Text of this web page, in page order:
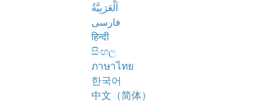
اَلْعَرَبِيَّةُ
فارسی
हिन्दी
සිංහල
ภาษาไทย
한국어
中文（简体）